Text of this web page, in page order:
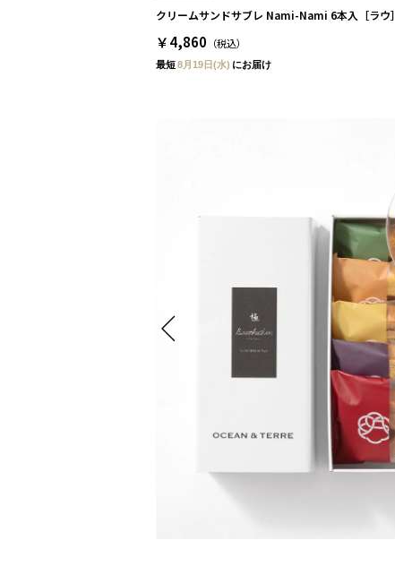
クリームサンドサブレ Nami-Nami 6本入［ラウ］
￥4,860 （税込）
最短8月19日(水) にお届け